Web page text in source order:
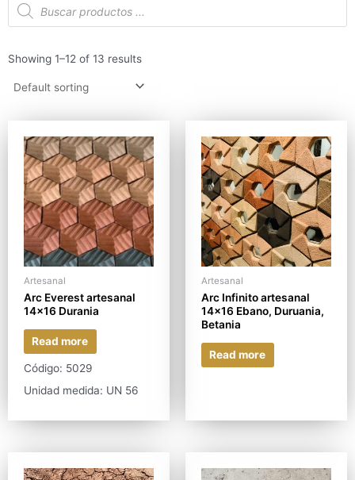
de
productos
Showing 1–12 of 13 results
Artesanal
Arc Everest artesanal
14×16 Durania
Read more
Código: 5029
Unidad medida: UN 56
Artesanal
Arc Infinito artesanal
14×16 Ebano, Duruania,
Betania
Read more